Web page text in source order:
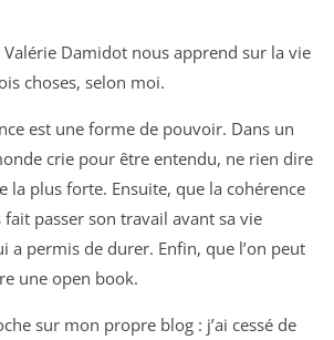
Valérie Damidot nous apprend sur la vie
choses, selon moi.
est une forme de pouvoir. Dans un
crie pour être entendu, ne rien dire
la plus forte. Ensuite, que la cohérence
passer son travail avant sa vie
a permis de durer. Enfin, que l’on peut
une open book.
sur mon propre blog : j’ai cessé de